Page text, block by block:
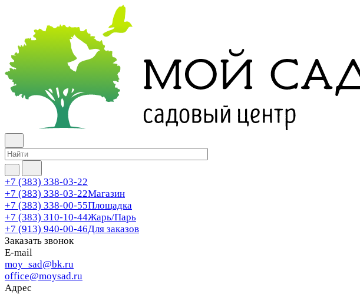
+7 (383) 338-03-22
+7 (383) 338-03-22Магазин
+7 (383) 338-00-55Площадка
+7 (383) 310-10-44Жарь/Парь
+7 (913) 940-00-46Для заказов
Заказать звонок
E-mail
moy_sad@bk.ru
office@moysad.ru
Адрес